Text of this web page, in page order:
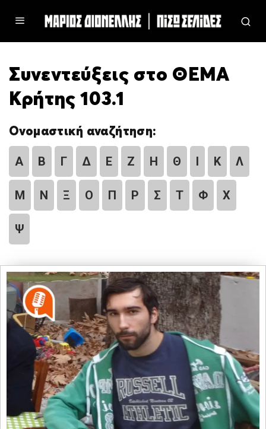
Συνεντεύξεις στο ΘΕΜΑ
Κρήτης 103.1
Ονομαστική αναζήτηση:
Α Β Γ Δ Ε Ζ Η Θ Ι Κ Λ
Μ Ν Ξ Ο Π Ρ Σ Τ Φ Χ
Ψ